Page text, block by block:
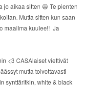
jo aikaa sitten 😀 Te pienten
Mutta sitten kun saan
maailma kuulee!! Ja
<3 CASAlaiset viettivät
mutta toivottavasti
synttäritkin, white & black